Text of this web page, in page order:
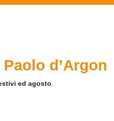
d’Argon
ed agosto.